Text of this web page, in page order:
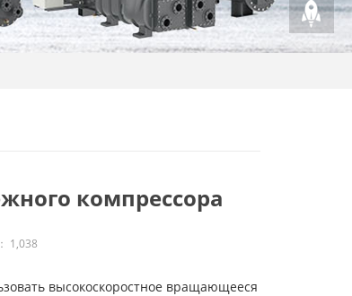
компрессора
1,038
высокоскоростное вращающееся